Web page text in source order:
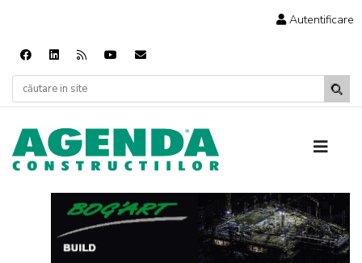
Autentificare